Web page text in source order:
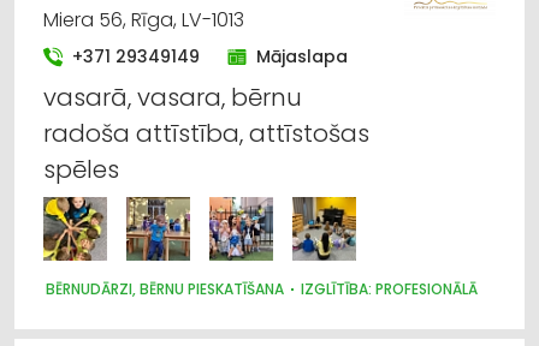
Miera 56, Rīga, LV-1013
+371 29349149 Mājaslapa
vasarā, vasara, bērnu
radoša attīstība, attīstošas
spēles
BĒRNUDĀRZI, BĒRNU PIESKATĪŠANA IZGLĪTĪBA: PROFESIONĀLĀ